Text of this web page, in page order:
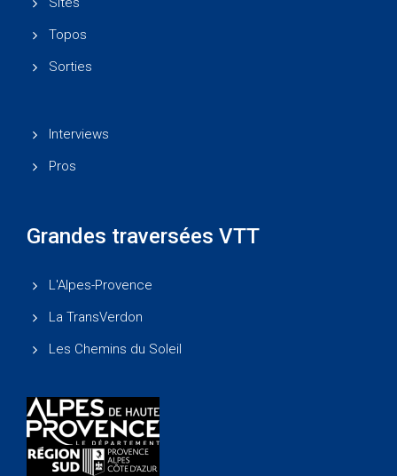
Topos
Sorties
Interviews
Pros
Grandes traversées VTT
L'Alpes-Provence
La TransVerdon
Les Chemins du Soleil